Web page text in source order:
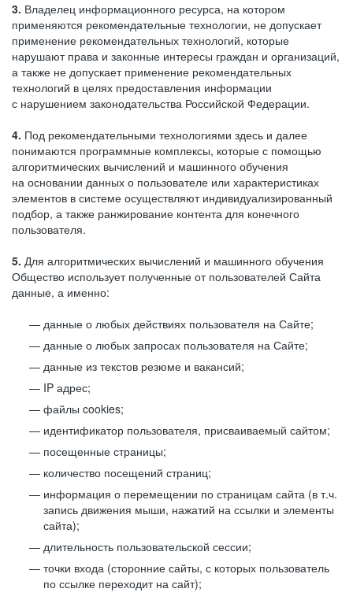
3. Владелец информационного ресурса, на котором
применяются рекомендательные технологии, не допускает
применение рекомендательных технологий, которые
нарушают права и законные интересы граждан и организаций,
а также не допускает применение рекомендательных
технологий в целях предоставления информации
с нарушением законодательства Российской Федерации.
4. Под рекомендательными технологиями здесь и далее
понимаются программные комплексы, которые с помощью
алгоритмических вычислений и машинного обучения
на основании данных о пользователе или характеристиках
элементов в системе осуществляют индивидуализированный
подбор, а также ранжирование контента для конечного
пользователя.
5. Для алгоритмических вычислений и машинного обучения
Общество использует полученные от пользователей Сайта
данные, а именно:
данные о любых действиях пользователя на Сайте;
данные о любых запросах пользователя на Сайте;
данные из текстов резюме и вакансий;
IP адрес;
файлы cookies;
идентификатор пользователя, присваиваемый сайтом;
посещенные страницы;
количество посещений страниц;
информация о перемещении по страницам сайта (в т.ч.
запись движения мыши, нажатий на ссылки и элементы
сайта);
длительность пользовательской сессии;
точки входа (сторонние сайты, с которых пользователь
по ссылке переходит на сайт);